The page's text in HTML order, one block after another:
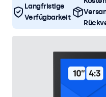
Langfristige
Verfügbarkeit